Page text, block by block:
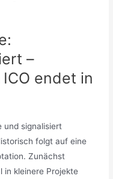
–
endet in
und signalisiert
folgt auf eine
Zunächst
in kleinere Projekte